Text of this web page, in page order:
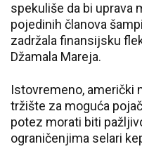
spekuliše da bi uprava
pojedinih članova
zadržala finansijsku
Džamala Mareja.
Istovremeno, američki
tržište za moguća
potez morati biti
ograničenjima selari